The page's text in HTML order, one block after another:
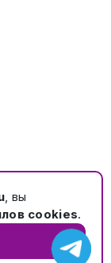
, вы
cookies.